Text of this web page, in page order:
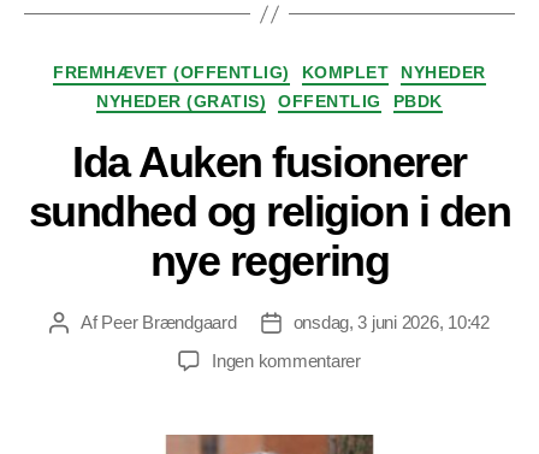
Kategorier
FREMHÆVET (OFFENTLIG) KOMPLET
NYHEDER
NYHEDER (GRATIS)
OFFENTLIG PBDK
Ida Auken fusionerer
sundhed og religion i den
nye regering
Indlægsforfatter
AfPeer Brændgaard Indlægsdato
onsdag, 3 juni 2026, 10:42
Ingen kommentarertil
fusionerer